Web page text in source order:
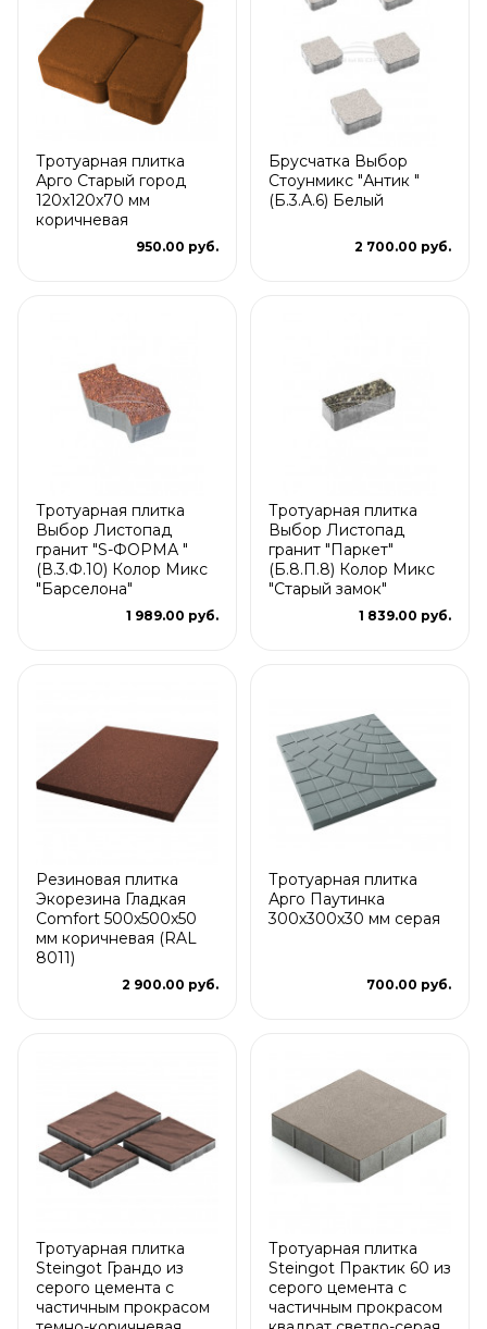
Тротуарная плитка
Арго Старый город
120x120x70 мм
коричневая
950.00 руб.
Брусчатка Выбор
Стоунмикс "Антик "
(Б.3.А.6) Белый
2 700.00 руб.
Тротуарная плитка
Выбор Листопад
гранит "S-ФОРМА "
(В.3.Ф.10) Колор Микс
"Барселона"
1 989.00 руб.
Тротуарная плитка
Выбор Листопад
гранит "Паркет"
(Б.8.П.8) Колор Микс
"Старый замок"
1 839.00 руб.
Резиновая плитка
Экорезина Гладкая
Comfort 500x500x50
мм коричневая (RAL
8011)
2 900.00 руб.
Тротуарная плитка
Арго Паутинка
300х300х30 мм серая
700.00 руб.
Тротуарная плитка
Steingot Грандо из
серого цемента с
частичным прокрасом
Тротуарная плитка
Steingot Практик 60 из
серого цемента с
частичным прокрасом